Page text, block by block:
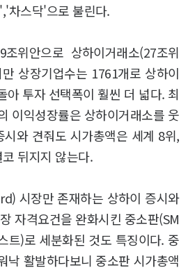
차스닥'으로 불린다.
위안으로 상하이거래소(27조위
상장기업수는 1761개로 상하이
아 투자 선택폭이 훨씬 더 넓다. 최
이익성장률은 상하이거래소를 웃
와 견줘도 시가총액은 세계 8위,
뒤지지 않는다.
시장만 존재하는 상하이 증시와
자격요건을 완화시킨 중소판(SM
트)로 세분화된 것도 특징이다. 중
낙 활발하다보니 중소판 시가총액